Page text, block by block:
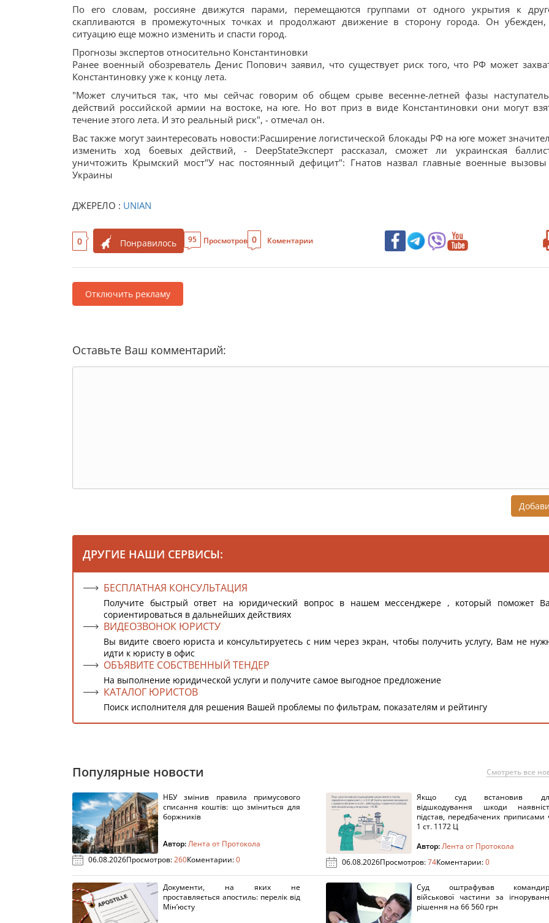
По его словам, россияне движутся парами, перемещаются группами от одного укрытия к
скапливаются в промежуточных точках и продолжают движение в сторону города. Он
ситуацию еще можно изменить и спасти город.
Прогнозы экспертов относительно Константиновки
Ранее военный обозреватель Денис Попович заявил, что существует риск того, что РФ может
Константиновку уже к концу лета.
"Может случиться так, что мы сейчас говорим об общем срыве весенне-летней фазы
действий российской армии на востоке, на юге. Но вот приз в виде Константиновки они могут
течение этого лета. И это реальный риск", - отмечал он.
Вас также могут заинтересовать новости:Расширение логистической блокады РФ на юге может
изменить ход боевых действий, - DeepStateЭксперт рассказал, сможет ли украинская
уничтожить Крымский мост"У нас постоянный дефицит": Гнатов назвал главные военные вызовы
Украины
ДЖЕРЕЛО : UNIAN
0 Понравилось 95 Просмотров 0 Коментарии
Отключить рекламу
Оставьте Ваш комментарий:
ДРУГИЕ НАШИ СЕРВИСЫ:
БЕСПЛАТНАЯ КОНСУЛЬТАЦИЯ
Получите быстрый ответ на юридический вопрос в нашем мессенджере , который поможет
сориентироваться в дальнейших действиях
ВИДЕОЗВОНОК ЮРИСТУ
Вы видите своего юриста и консультируетесь с ним через экран, чтобы получить услугу, Вам не
идти к юристу в офис
ОБЪЯВИТЕ СОБСТВЕННЫЙ ТЕНДЕР
На выполнение юридической услуги и получите самое выгодное предложение
КАТАЛОГ ЮРИСТОВ
Поиск исполнителя для решения Вашей проблемы по фильтрам, показателям и рейтингу
Популярные новости Смотреть все
НБУ змінив правила примусового
списання коштів: що зміниться для
боржників
Автор:Лента от Протокола
06.08.2026Просмотров:260Коментарии:0
Якщо суд встановив
відшкодування шкоди
підстав, передбачених приписами
1 ст. 1172 Ц
Автор:Лента от Протокола
06.08.2026Просмотров:74Коментарии:0
Документи, на яких не
проставляється апостиль: перелік від
Мін’юсту
Суд оштрафував
військової частини за
рішення на 66 560 грн